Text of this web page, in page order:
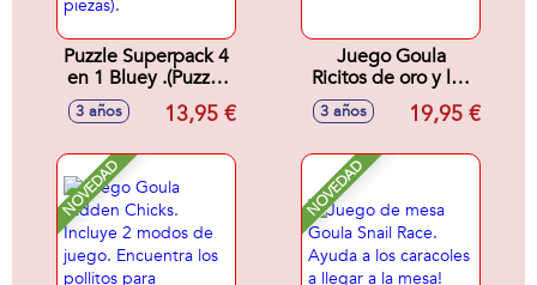
Puzzle Superpack 4
en 1 Bluey .(Puzzle
25 otro 50 un juego
de memoria y un
piezas).
3 años 13,95 €
Juego Goula
Ricitos de oro y los
tres osos. 2
modelos de juego
reversible.
3 años 19,95 €
NOVEDAD NOVEDAD